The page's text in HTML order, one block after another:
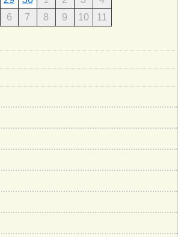
6 7 8 9 10 11